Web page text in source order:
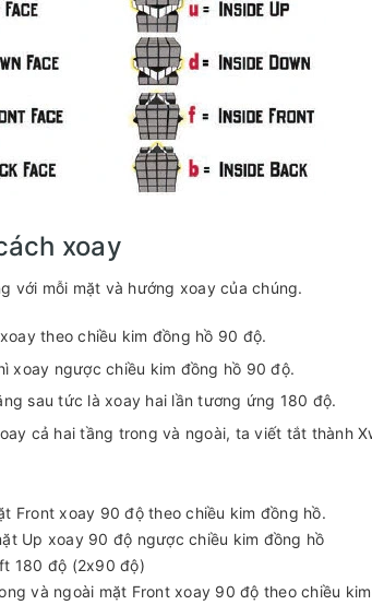
xoay
với mỗi mặt và hướng xoay của chúng.
theo chiều kim đồng hồ 90 độ.
xoay ngược chiều kim đồng hồ 90 độ.
sau tức là xoay hai lần tương ứng 180 độ.
cả hai tầng trong và ngoài, ta viết tắt thành
Front xoay 90 độ theo chiều kim đồng hồ.
Up xoay 90 độ ngược chiều kim đồng hồ
180 độ (2x90 độ)
và ngoài mặt Front xoay 90 độ theo chiều